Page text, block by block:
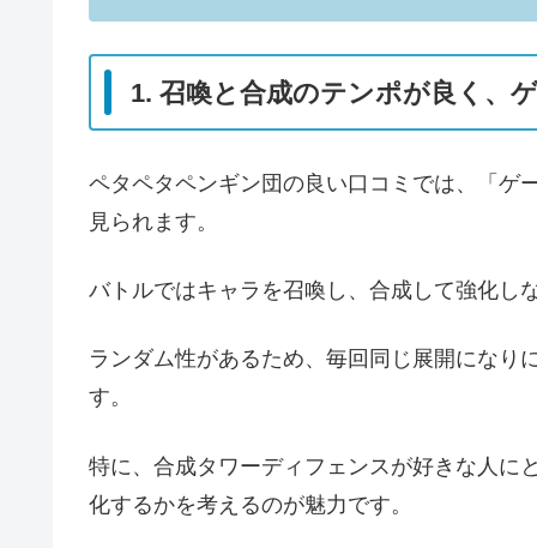
1. 召喚と合成のテンポが良く、
ペタペタペンギン団の良い口コミでは、「ゲ
見られます。
バトルではキャラを召喚し、合成して強化し
ランダム性があるため、毎回同じ展開になり
す。
特に、合成タワーディフェンスが好きな人に
化するかを考えるのが魅力です。